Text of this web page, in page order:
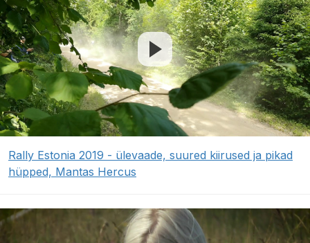
Rally Estonia 2019 - ülevaade, suured kiirused ja pikad
hüpped, Mantas Hercus